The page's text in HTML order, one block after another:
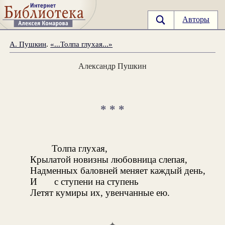
Авторы
А. Пушкин. «...Толпа глухая...»
Александр Пушкин
* * *
Толпа глухая,
Крылатой новизны любовница слепая,
Надменных баловней меняет каждый день,
И
с ступени на ступень
Летят кумиры их, увенчанные ею.